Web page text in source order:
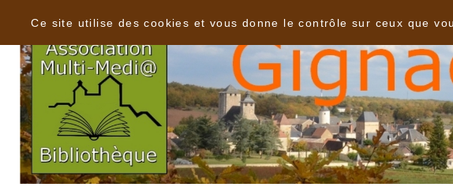
Ce site utilise des cookies et vous donne le contrôle sur ceux que